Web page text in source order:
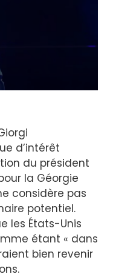
d’intérêt
du président
la Géorgie
considère pas
potentiel.
les États-Unis
étant « dans
bien revenir